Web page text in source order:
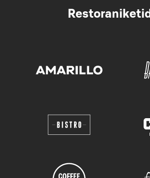
Restoraniketid